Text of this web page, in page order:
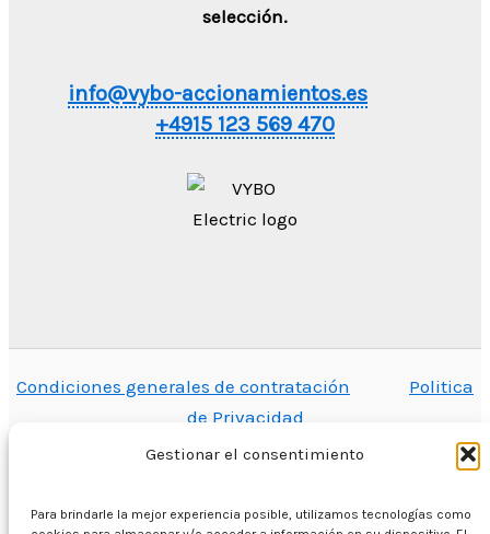
Gestionar el consentimiento
Para brindarle la mejor experiencia posible, utilizamos tecnologías como
selección.
info@vybo-accionamientos.es
+4915 123 569 470
Condiciones generales de contratación
Politica
de Privacidad